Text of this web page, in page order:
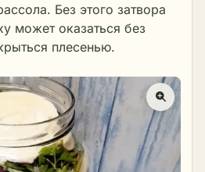
Без этого затвора
может оказаться без
плесенью.